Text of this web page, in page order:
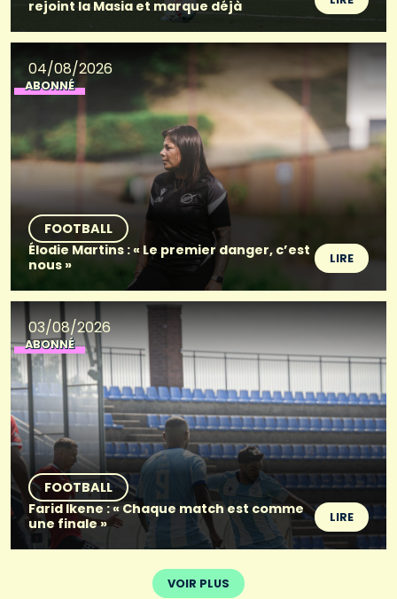
rejoint la Masia et marque déjà
04/08/2026
ABONNÉ
FOOTBALL
Élodie Martins : « Le premier danger, c’est
nous »
LIRE
03/08/2026
ABONNÉ
FOOTBALL
Farid Ikene : « Chaque match est comme
une finale »
LIRE
VOIR PLUS